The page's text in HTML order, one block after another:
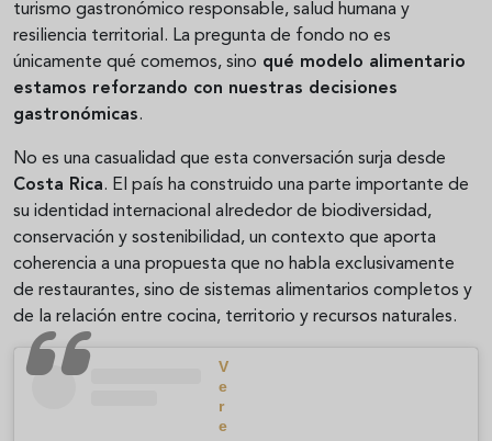
turismo gastronómico responsable, salud humana y
resiliencia territorial. La pregunta de fondo no es
únicamente qué comemos, sino qué modelo alimentario
estamos reforzando con nuestras decisiones
gastronómicas.
No es una casualidad que esta conversación surja desde
Costa Rica. El país ha construido una parte importante de
su identidad internacional alrededor de biodiversidad,
conservación y sostenibilidad, un contexto que aporta
coherencia a una propuesta que no habla exclusivamente
de restaurantes, sino de sistemas alimentarios completos y
de la relación entre cocina, territorio y recursos naturales.
V
e
r
e